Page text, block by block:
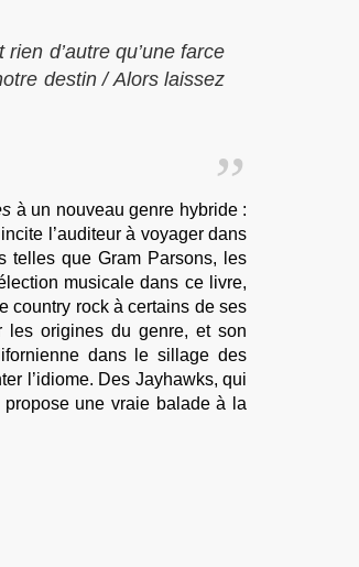
d’autre qu’une farce
destin / Alors laissez
à un nouveau genre hybride :
l’auditeur à voyager dans
telles que Gram Parsons, les
musicale dans ce livre,
country rock à certains de ses
les origines du genre, et son
dans le sillage des
l’idiome. Des Jayhawks, qui
une vraie balade à la